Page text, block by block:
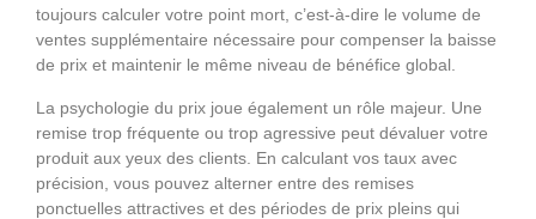
toujours calculer votre point mort, c’est-à-dire le volume de
ventes supplémentaire nécessaire pour compenser la baisse
de prix et maintenir le même niveau de bénéfice global.
La psychologie du prix joue également un rôle majeur. Une
remise trop fréquente ou trop agressive peut dévaluer votre
produit aux yeux des clients. En calculant vos taux avec
précision, vous pouvez alterner entre des remises
ponctuelles attractives et des périodes de prix pleins qui